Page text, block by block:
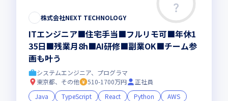
株式会社NEXT TECHNOLOGY
ITエンジニア■住宅手当■フルリモ可■年休1
35日■残業月8h■AI研修■副業OK■チーム参
画も叶う
システムエンジニア、プログラマ
東京都、その他
510-1700万円
正社員
Java
TypeScript React Python
AWS